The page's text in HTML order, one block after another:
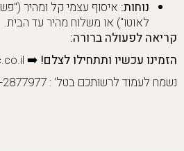
נוחות: איסוף עצמי קל ומהיר
לאוטו") או משלוח מהיר עד הבית.
קריאה לפעולה ברורה:
הזמינו עכשיו ותתחילו לצלם! ➡️ https://speedpic.co.il/
נשמח לעמוד לרשותכם בטל' : 050-2877977